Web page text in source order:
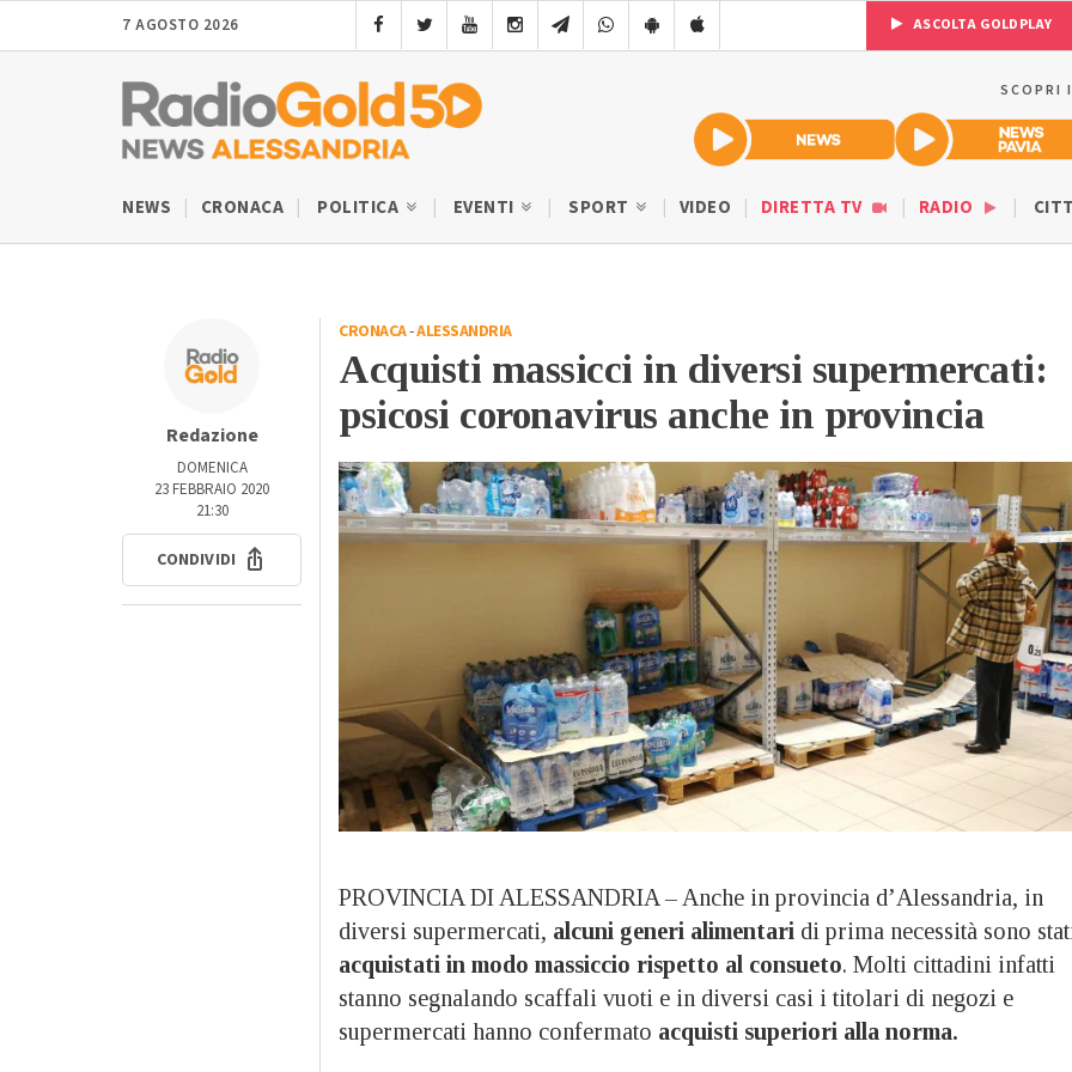
7 AGOSTO 2026 ASCOLTA GOLDPLAY
SCOPRI
NEWS CRONACA POLITICA EVENTI SPORT VIDEO DIRETTA TV RADIO
Redazione
DOMENICA
23 FEBBRAIO 2020
21:30
CONDIVIDI
CRONACA-ALESSANDRIA
Acquisti massicci in diversi supermercati:
psicosi coronavirus anche in provincia
PROVINCIA DI ALESSANDRIA – Anche in provincia d’Alessandria, in
diversi supermercati, alcuni generi alimentari di prima necessità sono
acquistati in modo massiccio rispetto al consueto. Molti cittadini infatti
stanno segnalando scaffali vuoti e in diversi casi i titolari di negozi e
supermercati hanno confermato acquisti superiori alla norma.